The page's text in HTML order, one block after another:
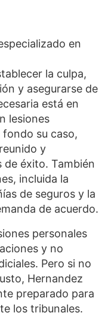
en
la culpa,
y asegurarse de
está en
lesiones
su caso,
y
de éxito. También
incluida la
de seguros y la
de acuerdo.
personales
y no
Pero si no
Hernandez
preparado para
los tribunales.